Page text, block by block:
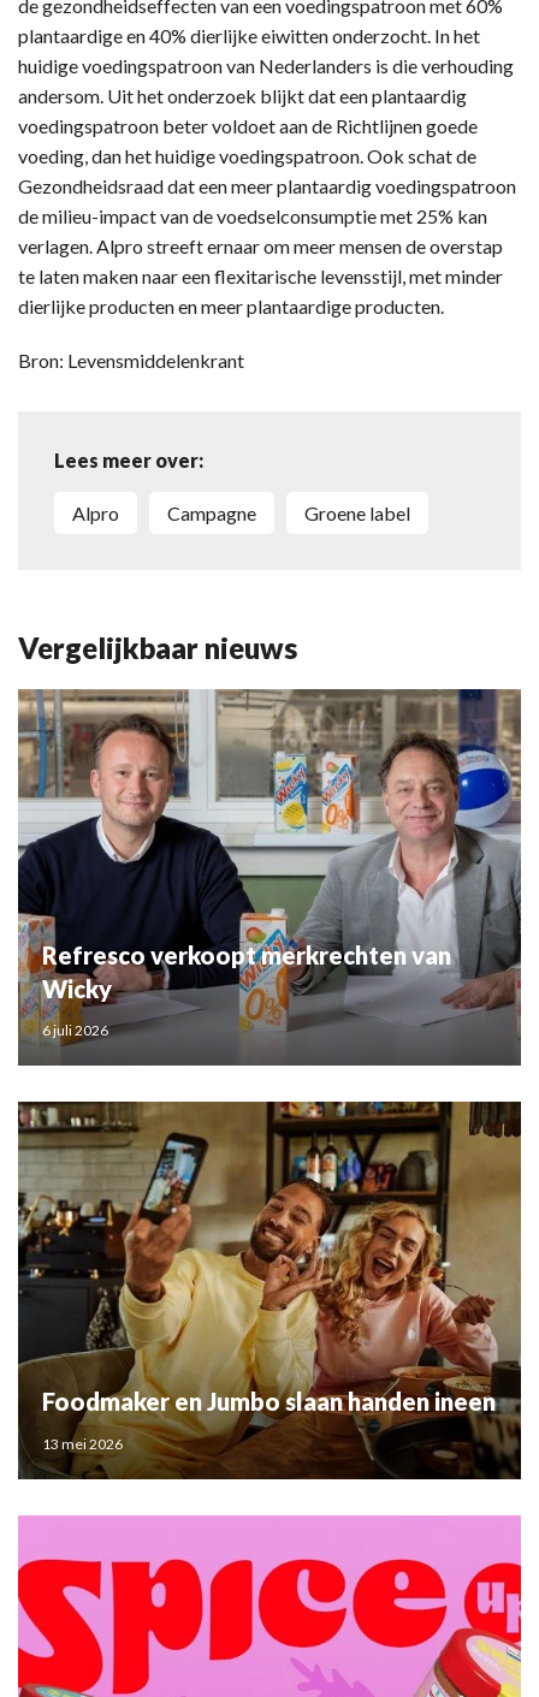
de gezondheidseffecten van een voedingspatroon met 60%
plantaardige en 40% dierlijke eiwitten onderzocht. In het
huidige voedingspatroon van Nederlanders is die verhouding
andersom. Uit het onderzoek blijkt dat een plantaardig
voedingspatroon beter voldoet aan de Richtlijnen goede
voeding, dan het huidige voedingspatroon. Ook schat de
Gezondheidsraad dat een meer plantaardig voedingspatroon
de milieu-impact van de voedselconsumptie met 25% kan
verlagen. Alpro streeft ernaar om meer mensen de overstap
te laten maken naar een flexitarische levensstijl, met minder
dierlijke producten en meer plantaardige producten.
Bron: Levensmiddelenkrant
Lees meer over:
Alpro campagne Groene label
Vergelijkbaar nieuws
Refresco verkoopt merkrechten van
Wicky
6 juli 2026
Foodmaker en Jumbo slaan handen ineen
13 mei 2026